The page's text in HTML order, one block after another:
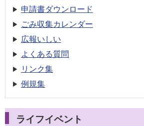
申請書ダウンロード
ごみ収集カレンダー
広報いしい
よくある質問
リンク集
例規集
ライフイベント